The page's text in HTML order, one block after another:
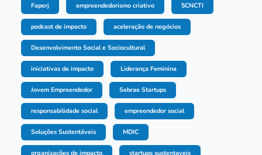
Faperj empreendedorismo criativo 5CNCTI
podcast de impacto aceleração de negócios
Desenvolvimento Social e Sociocultural
iniciativas de impacto Liderança Feminina
Jovem Empreendedor Sebrae Startups
responsabilidade social empreendedor social
Soluções Sustentáveis MDIC
organizações de impacto startups sustentaveis